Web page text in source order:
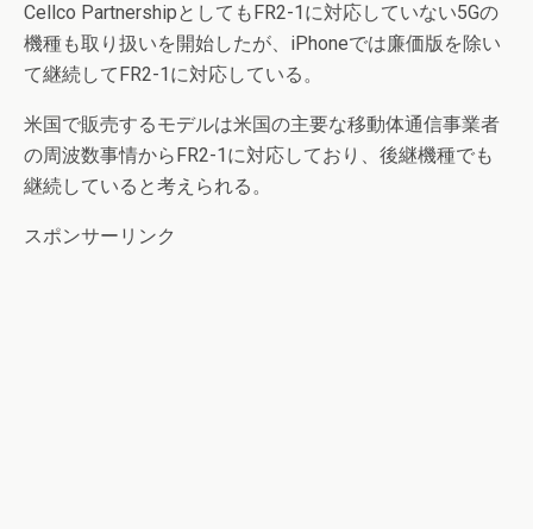
Cellco PartnershipとしてもFR2-1に対応していない5Gの
機種も取り扱いを開始したが、iPhoneでは廉価版を除い
て継続してFR2-1に対応している。
米国で販売するモデルは米国の主要な移動体通信事業者
の周波数事情からFR2-1に対応しており、後継機種でも
継続していると考えられる。
スポンサーリンク